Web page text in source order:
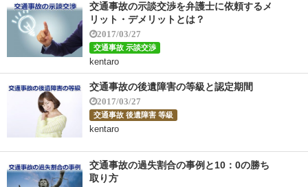
交通事故の示談交渉を弁護士に依頼するメ
リット・デメリットとは？
2017/03/27
交通事故 示談交渉
kentaro
交通事故の後遺障害の等級と認定期間
2017/03/27
交通事故 後遺障害 等級
kentaro
交通事故の過失割合の事例と10：0の勝ち
取り方